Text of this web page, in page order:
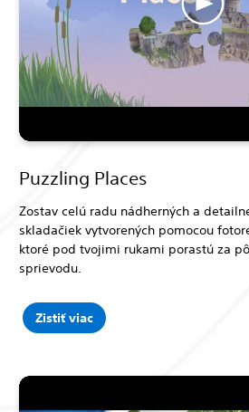
Puzzling Places
Zostav celú radu nádherných a
skladačiek vytvorených pomocou
ktoré pod tvojimi rukami porastú za
sprievodu.
Zistiť viac